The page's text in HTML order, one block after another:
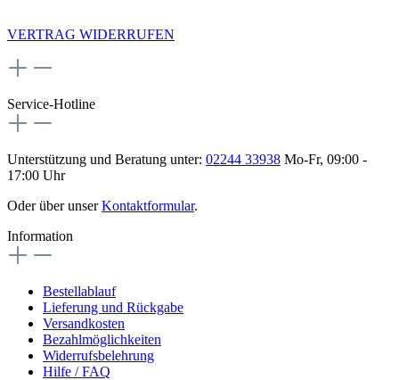
VERTRAG WIDERRUFEN
Service-Hotline
Unterstützung und Beratung unter: 02244 33938 Mo-Fr, 09:00 -
17:00 Uhr
Oder über unserKontaktformular.
Information
Bestellablauf
Lieferung und Rückgabe
Versandkosten
Bezahlmöglichkeiten
Widerrufsbelehrung
Hilfe / FAQ